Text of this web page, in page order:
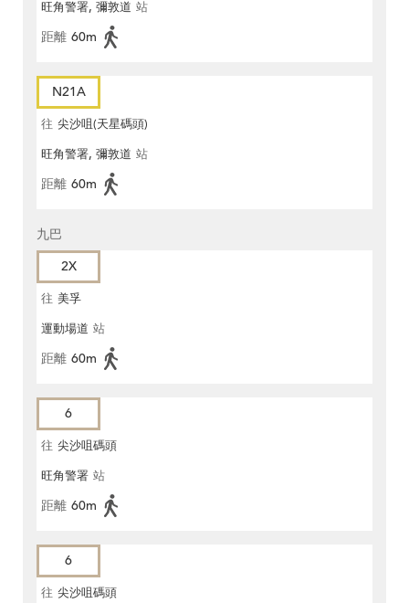
旺角警署, 彌敦道 站
距離 60m
N21A
往 尖沙咀(天星碼頭)
旺角警署, 彌敦道 站
距離 60m
九巴
2X
往 美孚
運動場道 站
距離 60m
6
往 尖沙咀碼頭
旺角警署 站
距離 60m
6
往 尖沙咀碼頭